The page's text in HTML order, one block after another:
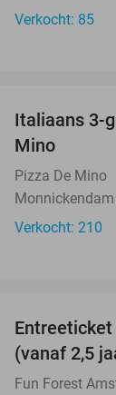
Verkocht: 85
Italiaans 3-
Mino
Pizza De Mino
Monnickendam
Verkocht: 210
(vanaf 2,5
Fun Forest